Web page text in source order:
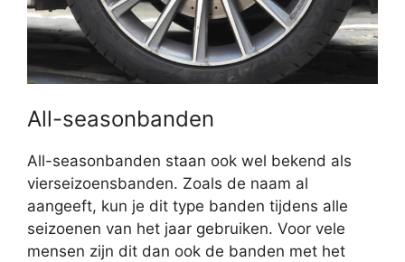
All-seasonbanden
All-seasonbanden staan ook wel bekend als
vierseizoensbanden. Zoals de naam al
aangeeft, kun je dit type banden tijdens alle
seizoenen van het jaar gebruiken. Voor vele
mensen zijn dit dan ook de banden met het